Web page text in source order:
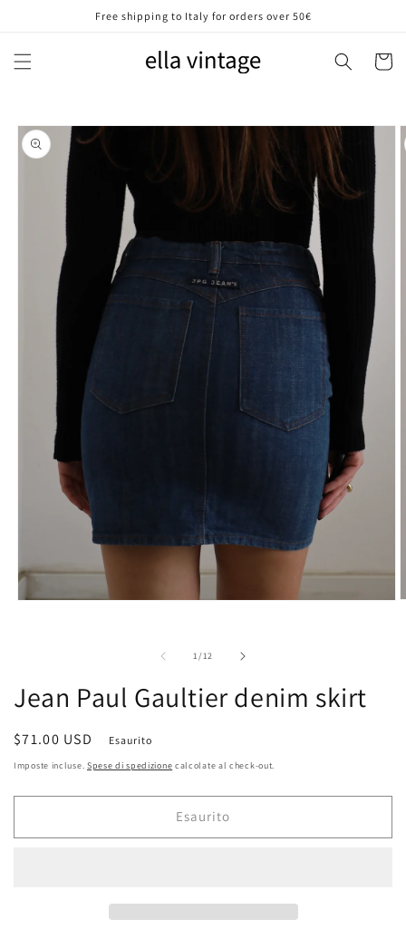
direttamenteFree shipping to Italy for orders over 50€
Carrello
Passa alle
informazioni
sul prodotto
modale
1/su
12
Jean Paul Gaultier denim skirt
Prezzo
di
$71.00 USD Esaurito
Imposte incluse. Spese di spedizione calcolate al check-out.
Esaurito